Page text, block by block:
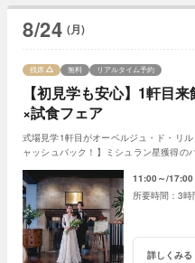
8/24 (月)
【初見学も安心】1軒目
×試食フェア
残席 無料 リアルタイム予約
式場見学1軒目がオーベルジュ・ド・リ
ャッシュバック！】ミシュラン星獲得の
11:00～ 17:00
3時
詳しくみる